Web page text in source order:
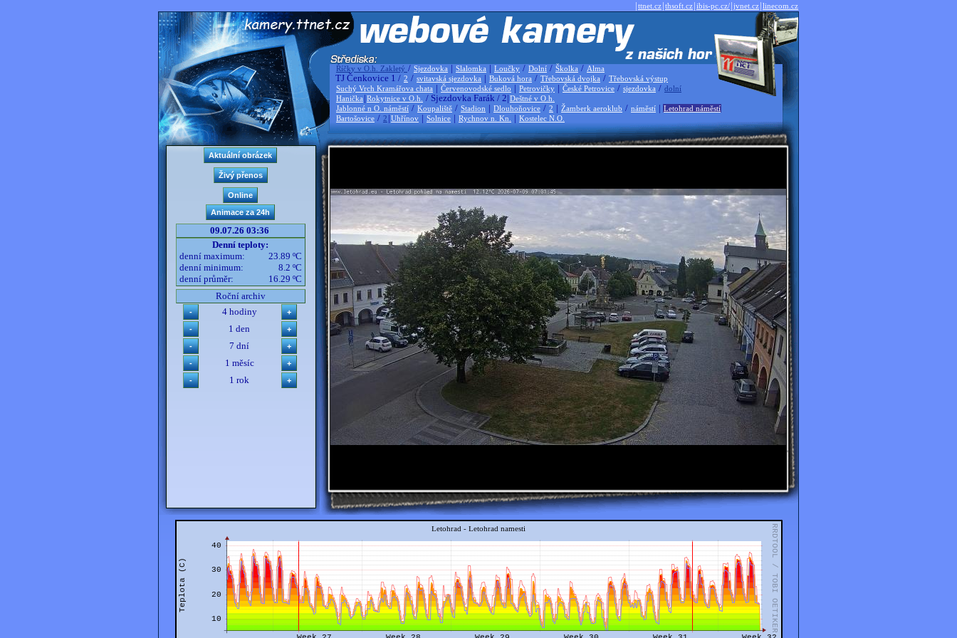
|ttnet.cz|thsoft.cz|ibis-pc.cz/|jvnet.cz|linecom.cz
Říčky v O.h. Zakletý / Sjezdovka | Slalomka | Loučky / Dolní / Školka / Alma
TJ Čenkovice 1 / 2 / svitavská sjezdovka | Buková hora / Třebovská dvojka / Třebovská výstup
Suchý Vrch Kramářova chata | Červenovodské sedlo | Petrovičky | České Petrovice / sjezdovka / dolní
Hanička |Rokytnice v O.h. / Sjezdovka Farák / 2|Deštné v O.h.
Jablonné n O. náměstí / Koupaliště / Stadion | Dlouhoňovice / 2 | Žamberk aeroklub / náměstí | Letohrad náměstí
Bartošovice / 2 |Uhřínov | Solnice | Rychnov n. Kn. | Kostelec N.O.
09.07.26 03:36
Denní teploty:
denní maximum:
23.89 ºC
denní minimum:
8.2 ºC
denní průměr:
16.29 ºC
Roční archiv
4 hodiny
1 den
7 dní
1 měsíc
1 rok